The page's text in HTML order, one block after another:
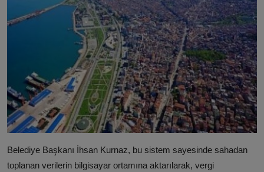
Belediye Başkanı İhsan Kurnaz, bu sistem sayesinde sahadan
toplanan verilerin bilgisayar ortamına aktarılarak, vergi